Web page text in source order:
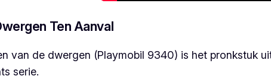
Ten Aanval
van de dwergen (Playmobil 9340) is het pronkstuk
serie.